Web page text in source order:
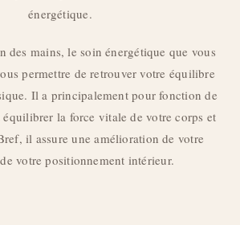
énergétique.
des mains, le soin énergétique que vous
permettre de retrouver votre équilibre
Il a principalement pour fonction de
équilibrer la force vitale de votre corps et
il assure une amélioration de votre
votre positionnement intérieur.